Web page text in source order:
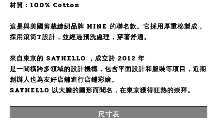
材質：100% Cotton
這是與美國剪裁縫紉品牌 MINE 的聯名款。它採用厚重棉製成，
採用滾筒T設計，並經過預洗處理，穿著舒適。
來自東京的 SAYHELLO ，成立於 2012 年
是一間橫跨多領域的設計機構，包含平面設計和服裝等項目，近期
創辦人也為友好店舖進行店鋪彩繪。
SAYHELLO 以大膽的圖形而聞名，在東京獲得狂熱的崇拜。
尺寸表